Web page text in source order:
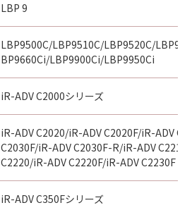
LBP 9
LBP9500C/LBP9510C/LBP9520C/
BP9660Ci/LBP9900Ci/LBP9950Ci
iR-ADV C2000シリーズ
iR-ADV C2020/iR-ADV C2020F/iR-ADV
C2030F/iR-ADV C2030F-R/iR-ADV
C2220/iR-ADV C2220F/iR-ADV C2230F
iR-ADV C350Fシリーズ